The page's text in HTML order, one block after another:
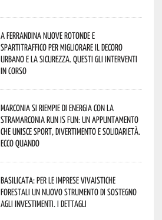
A Ferrandina nuove rotonde e
spartitraffico per migliorare il decoro
urbano e la sicurezza. Questi gli interventi
in corso
Marconia si riempie di energia con la
StraMarconia Run is Fun: un appuntamento
che unisce sport, divertimento e solidarietà.
Ecco quando
Basilicata: per le imprese vivaistiche
forestali un nuovo strumento di sostegno
agli investimenti. I dettagli